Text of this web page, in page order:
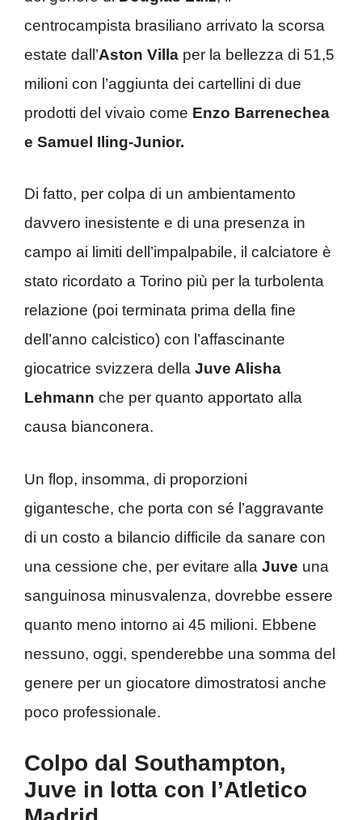
centrocampista brasiliano arrivato la scorsa
estate dall’Aston Villa per la bellezza di 51,5
milioni con l’aggiunta dei cartellini di due
prodotti del vivaio come Enzo Barrenechea
e Samuel Iling-Junior.
Di fatto, per colpa di un ambientamento
davvero inesistente e di una presenza in
campo ai limiti dell’impalpabile, il calciatore è
stato ricordato a Torino più per la turbolenta
relazione (poi terminata prima della fine
dell’anno calcistico) con l’affascinante
giocatrice svizzera della Juve Alisha
Lehmann che per quanto apportato alla
causa bianconera.
Un flop, insomma, di proporzioni
gigantesche, che porta con sé l’aggravante
di un costo a bilancio difficile da sanare con
una cessione che, per evitare alla Juve una
sanguinosa minusvalenza, dovrebbe essere
quanto meno intorno ai 45 milioni. Ebbene
nessuno, oggi, spenderebbe una somma del
genere per un giocatore dimostratosi anche
poco professionale.
Colpo dal Southampton,
Juve in lotta con l’Atletico